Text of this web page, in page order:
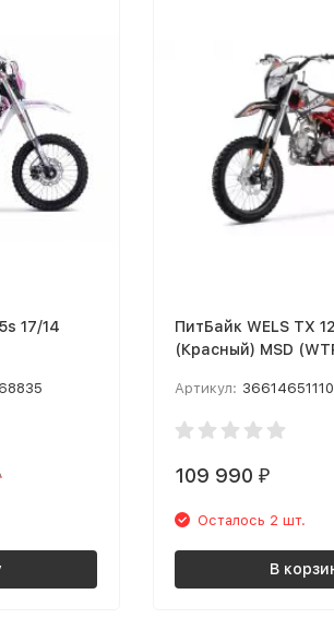
17/14
ПитБайк WELS TX
(Красный) MSD
Артикул:
109 990 ₽
Осталось 2 шт.
В